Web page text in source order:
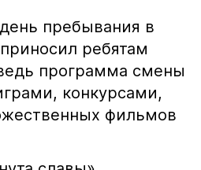
пребывания в
ребятам
программа смены
конкурсами,
фильмов